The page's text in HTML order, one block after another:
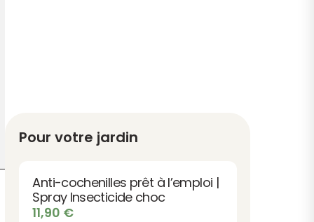
Pour votre jardin
Anti-cochenilles prêt à l’emploi |
Spray Insecticide choc
11,90 €